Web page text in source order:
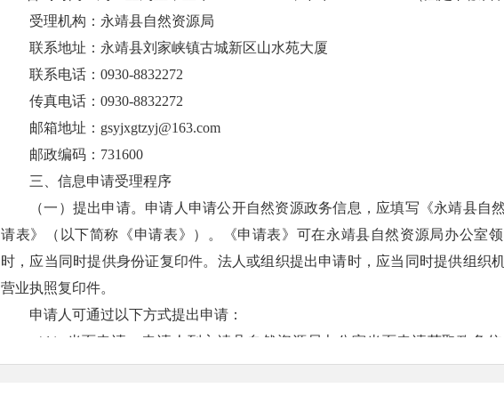
受理机构：永靖县自然资源局
联系地址：永靖县刘家峡镇古城新区山水苑大厦
联系电话：0930-8832272
传真电话：0930-8832272
邮箱地址：gsyjxgtzyj@163.com
邮政编码：731600
三、信息申请受理程序
（一）提出申请。申请人申请公开自然资源政务信息，应填写《永靖县自
请表》（以下简称《申请表》）。《申请表》可在永靖县自然资源局办公室
时，应当同时提供身份证复印件。法人或组织提出申请时，应当同时提供组织
营业执照复印件。
申请人可通过以下方式提出申请：
（1）当面申请。申请人到永靖县自然资源局办公室当面申请获取政务
表》。